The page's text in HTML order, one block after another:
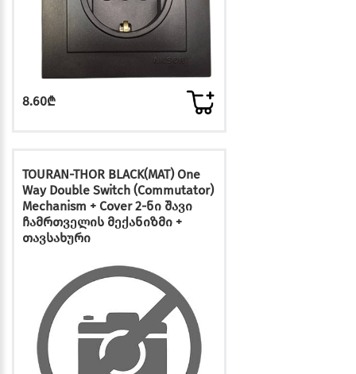
8.60₾
TOURAN-THOR BLACK(MAT) One
Way Double Switch (Commutator)
Mechanism + Cover 2-ნი შავი
ჩამრთველის მექანიზმი +
თავსახური